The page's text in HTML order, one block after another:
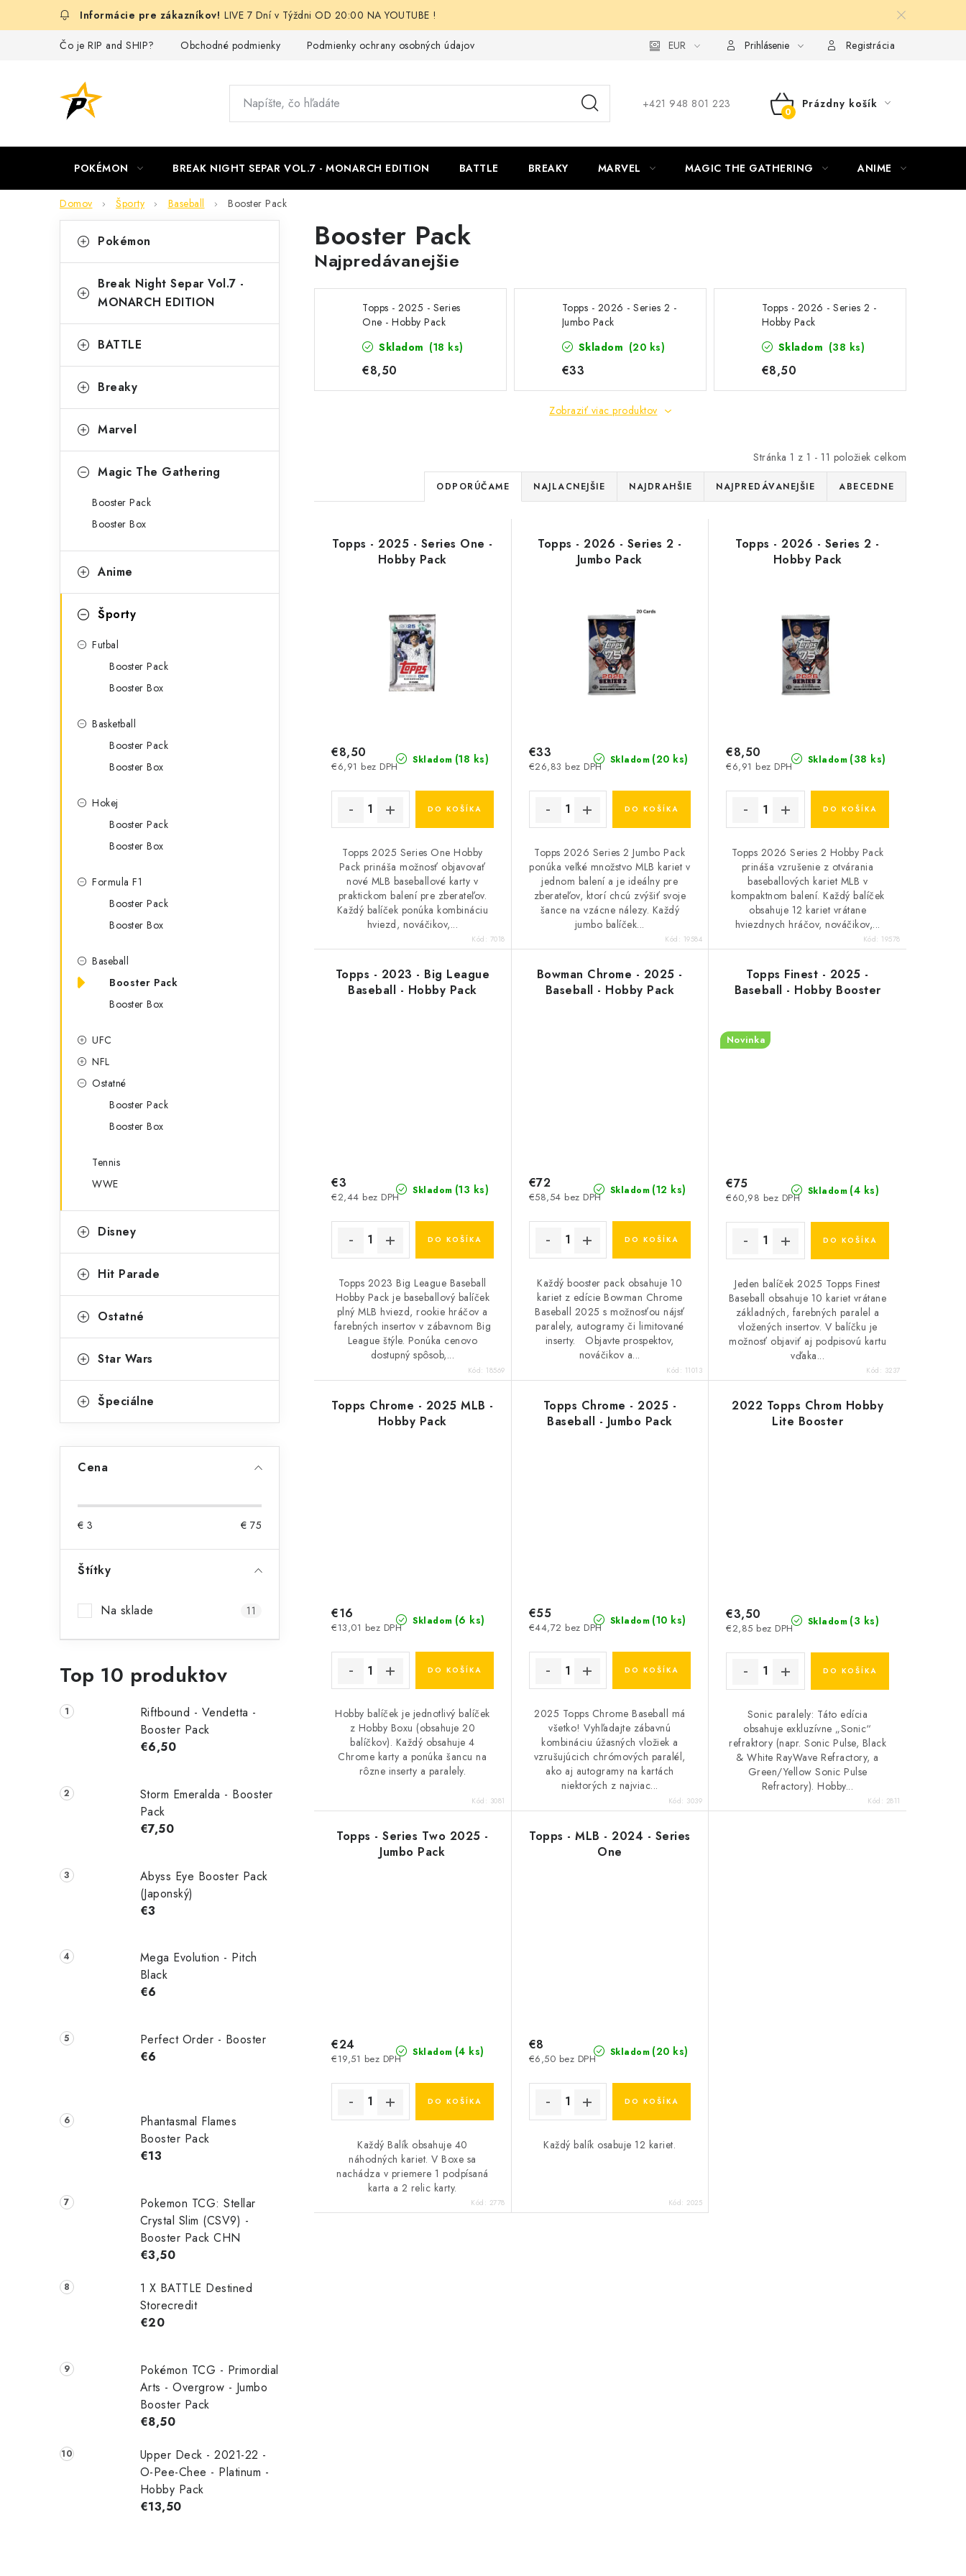
LIVE 7 Dní v Týždni OD 20:00 NA YOUTUBE !
Čo je RIP and SHIP? Obchodné podmienky Podmienky ochrany osobných údajov Odstúpenie od zmluvy formou elektronického formulára
EUR Prihlásenie Registrácia
‪+421 948 801 223
NÁKUPNÝ
Prázdny košík
POKÉMON BREAK NIGHT SEPAR VOL.7 - MONARCH EDITION BATTLE BREAKY MARVEL MAGIC THE GATHERING ANIME
Domov Športy Baseball Booster Pack
o
n
p
e
kategórie
a
g
r
Pokémon
Break Night Separ Vol.7 -
MONARCH EDITION
BATTLE
Breaky
Marvel
Magic The Gathering
Booster Pack
Booster Box
Anime
Športy
Futbal
Booster Pack
Booster Box
Basketball
Booster Pack
Booster Box
Hokej
Booster Pack
Booster Box
Formula F1
Booster Pack
Booster Box
Baseball
Booster Pack
Booster Box
UFC
NFL
Ostatné
Booster Pack
Booster Box
Tennis
WWE
Disney
Hit Parade
Ostatné
Star Wars
Špeciálne
Cena
€ 3 € 75
Štítky
Na sklade 11
Top 10 produktov
Riftbound - Vendetta -
Booster Pack
€6,50
Storm Emeralda - Booster
Pack
€7,50
Abyss Eye Booster Pack
(Japonský)
€3
Mega Evolution - Pitch
Black
€6
Perfect Order - Booster
€6
Phantasmal Flames
Booster Pack
€13
Pokemon TCG: Stellar
Crystal Slim (CSV9) -
Booster Pack CHN
€3,50
1 X BATTLE Destined
Storecredit
€20
Pokémon TCG - Primordial
Arts - Overgrow - Jumbo
Booster Pack
€8,50
Upper Deck - 2021-22 -
O-Pee-Chee - Platinum -
Hobby Pack
€13,50
Booster Pack
Najpredávanejšie
Topps - 2025 - Series
One - Hobby Pack
Skladom (18 ks)
€8,50
Topps - 2026 - Series 2 -
Jumbo Pack
Skladom (20 ks)
€33
Topps - 2026 - Series 2 -
Hobby Pack
Skladom (38 ks)
€8,50
Zobraziť viac produktov
Stránka 1 z 1 - 11 položiek celkom
R
a
d
e
i
e
p
r
d
u
k
t
o
v
ODPORÚČAME NAJLACNEJŠIE NAJDRAHŠIE NAJPREDÁVANEJŠIE ABECEDNE
Topps - 2025 - Series One -
Hobby Pack
Skladom (18 ks)
€6,91 bez DPH
€8,50
DO KOŠÍKA
Topps 2025 Series One Hobby
Pack prináša možnosť objavovať
nové MLB baseballové karty v
praktickom balení pre zberateľov.
Každý balíček ponúka kombináciu
hviezd, nováčikov,...
Kód: 7018
Topps - 2026 - Series 2 -
Jumbo Pack
Skladom (20 ks)
€26,83 bez DPH
€33
DO KOŠÍKA
Topps 2026 Series 2 Jumbo Pack
ponúka veľké množstvo MLB kariet v
jednom balení a je ideálny pre
zberateľov, ktorí chcú zvýšiť svoje
šance na vzácne nálezy. Každý
jumbo balíček...
Kód: 19584
Topps - 2026 - Series 2 -
Hobby Pack
Skladom (38 ks)
€6,91 bez DPH
€8,50
DO KOŠÍKA
Topps 2026 Series 2 Hobby Pack
prináša vzrušenie z otvárania
baseballových kariet MLB v
kompaktnom balení. Každý balíček
obsahuje 12 kariet vrátane
hviezdnych hráčov, nováčikov,...
Kód: 19578
Topps - 2023 - Big League
Baseball - Hobby Pack
Skladom (13 ks)
€2,44 bez DPH
€3
DO KOŠÍKA
Topps 2023 Big League Baseball
Hobby Pack je baseballový balíček
plný MLB hviezd, rookie hráčov a
farebných insertov v zábavnom Big
League štýle. Ponúka cenovo
dostupný spôsob,...
Kód: 18569
Bowman Chrome - 2025 -
Baseball - Hobby Pack
Skladom (12 ks)
€58,54 bez DPH
€72
DO KOŠÍKA
Každý booster pack obsahuje 10
kariet z edície Bowman Chrome
Baseball 2025 s možnosťou nájsť
paralely, autogramy či limitované
inserty. Objavte prospektov,
nováčikov a...
Kód: 11013
Topps Finest - 2025 -
Baseball - Hobby Booster
Novinka
Skladom (4 ks)
€60,98 bez DPH
€75
DO KOŠÍKA
Jeden balíček 2025 Topps Finest
Baseball obsahuje 10 kariet vrátane
základných, farebných paralel a
vložených insertov. V balíčku je
možnosť objaviť aj podpisovú kartu
vďaka...
Kód: 3237
Topps Chrome - 2025 MLB -
Hobby Pack
Skladom (6 ks)
€13,01 bez DPH
€16
DO KOŠÍKA
Hobby balíček je jednotlivý balíček
z Hobby Boxu (obsahuje 20
balíčkov). Každý obsahuje 4
Chrome karty a ponúka šancu na
rôzne inserty a paralely.
Kód: 3081
Topps Chrome - 2025 -
Baseball - Jumbo Pack
Skladom (10 ks)
€44,72 bez DPH
€55
DO KOŠÍKA
2025 Topps Chrome Baseball má
všetko! Vyhľadajte zábavnú
kombináciu úžasných vložiek a
vzrušujúcich chrómových paralél,
ako aj autogramy na kartách
niektorých z najviac...
Kód: 3039
2022 Topps Chrom Hobby
Lite Booster
Skladom (3 ks)
€2,85 bez DPH
€3,50
DO KOŠÍKA
Sonic paralely: Táto edícia
obsahuje exkluzívne „Sonic“
refraktory (napr. Sonic Pulse, Black
& White RayWave Refractory, a
Green/Yellow Sonic Pulse
Refractory). Hobby...
Kód: 2811
Topps - Series Two 2025 -
Jumbo Pack
Skladom (4 ks)
€19,51 bez DPH
€24
DO KOŠÍKA
Každý Balík obsahuje 40
náhodných kariet. V Boxe sa
nachádza v priemere 1 podpísaná
karta a 2 relic karty.
Kód: 2778
Topps - MLB - 2024 - Series
One
Skladom (20 ks)
€6,50 bez DPH
€8
DO KOŠÍKA
Každý balík osabuje 12 kariet.
Kód: 2025